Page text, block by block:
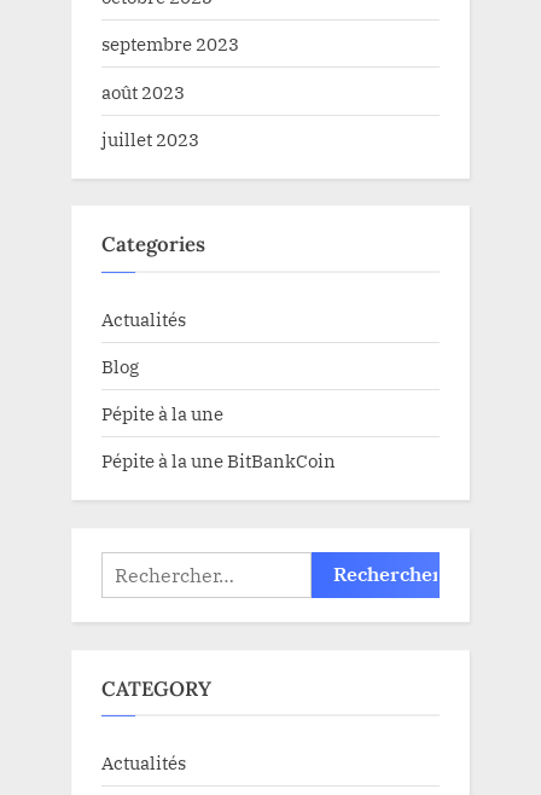
septembre 2023
août 2023
juillet 2023
Categories
Actualités
Blog
Pépite à la une
Pépite à la une BitBankCoin
Rechercher :
CATEGORY
Actualités